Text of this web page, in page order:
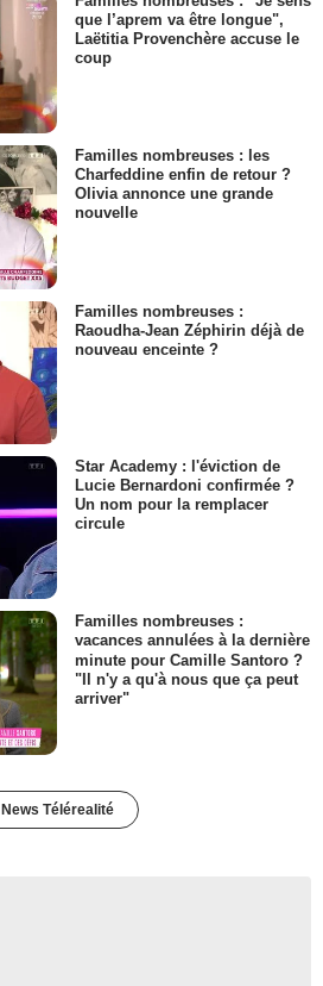
que l’aprem va être longue",
Laëtitia Provenchère accuse le
coup
Familles nombreuses : les
Charfeddine enfin de retour ?
Olivia annonce une grande
nouvelle
Familles nombreuses :
Raoudha-Jean Zéphirin déjà de
nouveau enceinte ?
Star Academy : l'éviction de
Lucie Bernardoni confirmée ?
Un nom pour la remplacer
circule
Familles nombreuses :
vacances annulées à la dernière
minute pour Camille Santoro ?
"Il n'y a qu'à nous que ça peut
arriver"
News Télérealité